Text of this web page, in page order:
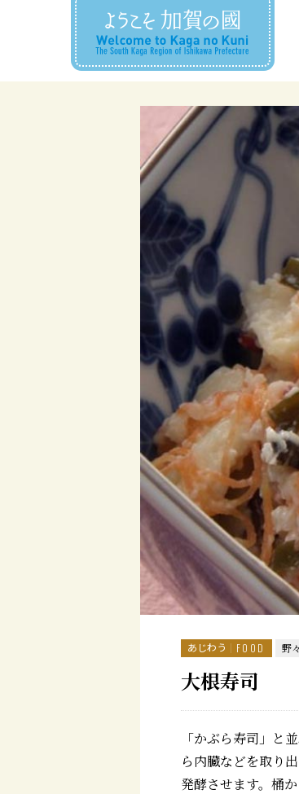
あじわう FOOD 野
大根寿司
「かぶら寿司」と
ら内臓などを取り
発酵させます。桶